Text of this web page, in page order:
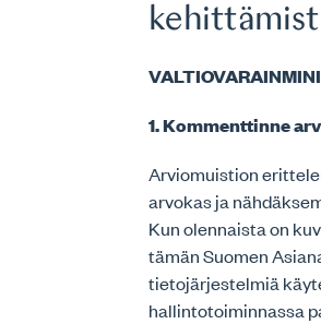
1. Kommenttinne
Arviomuistion
arvokas ja
Kun olennaista on
tämän Suomen
tietojärjestelmiä
hallintotoiminnassa